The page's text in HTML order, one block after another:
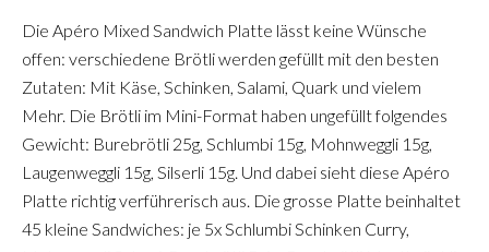
Die Apéro Mixed Sandwich Platte lässt keine Wünsche
offen: verschiedene Brötli werden gefüllt mit den besten
Zutaten: Mit Käse, Schinken, Salami, Quark und vielem
Mehr. Die Brötli im Mini-Format haben ungefüllt folgendes
Gewicht: Burebrötli 25g, Schlumbi 15g, Mohnweggli 15g,
Laugenweggli 15g, Silserli 15g. Und dabei sieht diese Apéro
Platte richtig verführerisch aus. Die grosse Platte beinhaltet
45 kleine Sandwiches: je 5x Schlumbi Schinken Curry,